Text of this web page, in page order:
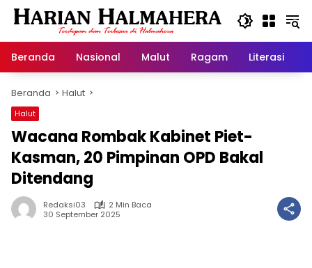
Langsung
Beranda
Nasional Malut Ragam Literasi
Beranda Halut
Halut
Wacana Rombak Kabinet Piet-
Kasman, 20 Pimpinan OPD Bakal
Ditendang
Redaksi03
2 Min Baca
30 September 2025